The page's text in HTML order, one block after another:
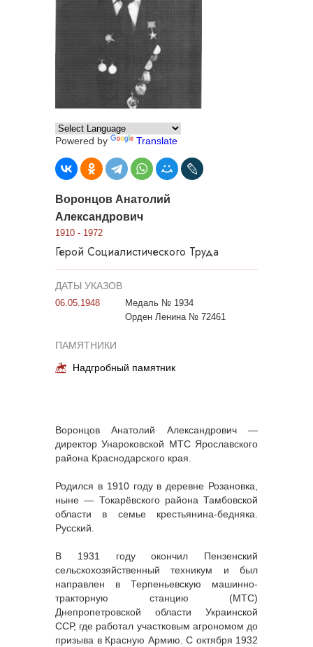
Powered by Translate
Воронцов Анатолий
Александрович
1910 - 1972
Герой Социалистического Труда
ДАТЫ УКАЗОВ
06.05.1948
Медаль № 1934
Орден Ленина № 72461
ПАМЯТНИКИ
Надгробный памятник
Воронцов Анатолий Александрович —
директор Унароковской МТС Ярославского
района Краснодарского края.
Родился в 1910 году в деревне Розановка,
ныне — Токарёвского района Тамбовской
области в семье крестьянина-бедняка.
Русский.
В 1931 году окончил Пензенский
сельскохозяйственный техникум и был
направлен в Терпеньевскую машинно-
тракторную станцию (МТС)
Днепропетровской области Украинской
ССР, где работал участковым агрономом до
призыва в Красную Армию. С октября 1932